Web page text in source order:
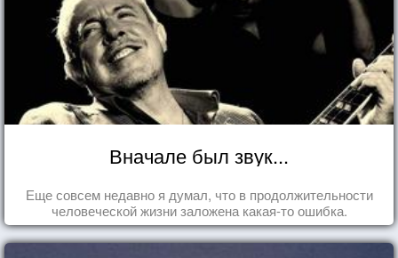
Вначале был звук...
Еще совсем недавно я думал, что в продолжительности
человеческой жизни заложена какая-то ошибка.